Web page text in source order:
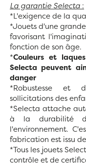
La garantie Selecta :
*L'exigence de la
*Jouets d'une
favorisant
fonction de son âge.
*Couleurs et
Selecta peuvent
danger
*Robustesse et
sollicitations des
*Selecta attache
à la durabilité
l'environnement.
fabrication est issu
*Tous les jouets
contrôle et de